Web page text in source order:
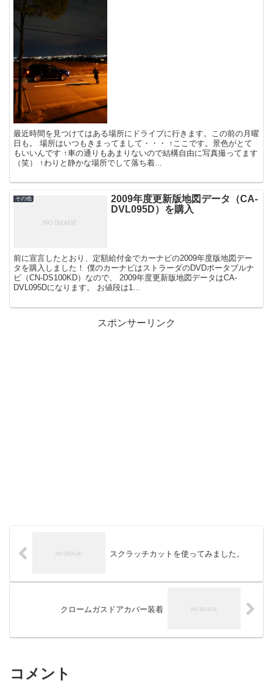
最近時間を見つけてはある場所にドライブに行きます。この前の月曜
日も。 場所はいつもきまってまして・・・ ↑ここです。景色がとて
もいいんです ↑車の通りもあまりないので結構自由に写真撮ってます
（笑） ↑わりと静かな場所でして落ち着...
その他
2009年度更新版地図データ（CA-
DVL095D）を購入
前に宣言したとおり、定額給付金でカーナビの2009年度版地図デー
タを購入しました！ 僕のカーナビはストラーダのDVDポータブルナ
ビ（CN-DS100KD）なので、 2009年度更新版地図データはCA-
DVL095Dになります。 お値段は1...
スポンサーリンク
スクラッチカットを使ってみました。
クロームガスドアカバー装着
コメント